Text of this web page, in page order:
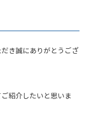
き誠にありがとうござ
紹介したいと思いま